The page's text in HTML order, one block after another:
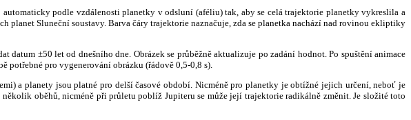
podle vzdálenosti planetky v odsluní (aféliu) tak, aby se celá trajektorie planetky vykreslila a
Sluneční soustavy. Barva čáry trajektorie naznačuje, zda se planetka nachází nad rovinou ekliptiky
±50 let od dnešního dne. Obrázek se průběžně aktualizuje po zadání hodnot. Po spuštění animace
potřebné pro vygenerování obrázku (řádově 0,5-0,8 s).
a planety jsou platné pro delší časové období. Nicméně pro planetky je obtížné jejich určení, neboť je
oběhů, nicméně při průletu poblíž Jupiteru se může její trajektorie radikálně změnit. Je složité toto